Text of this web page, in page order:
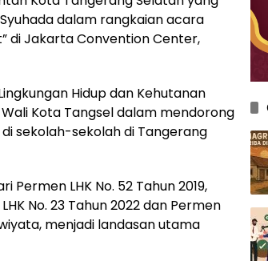
dalam rangkaian acara
di Jakarta Convention Center,
Hidup dan Kehutanan
Kota Tangsel dalam mendorong
sekolah-sekolah di Tangerang
LHK No. 52 Tahun 2019,
No. 23 Tahun 2022 dan Permen
menjadi landasan utama